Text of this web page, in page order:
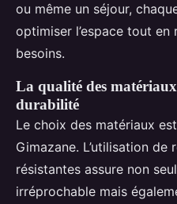
ou même un séjour,
optimiser l’espace tout
besoins.
La qualité des
durabilité
Le choix des matériaux
Gimazane. L’utilisation de
résistantes assure non
irréprochable mais